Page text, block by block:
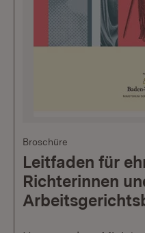
Broschüre
Leitfaden für
Richterinnen